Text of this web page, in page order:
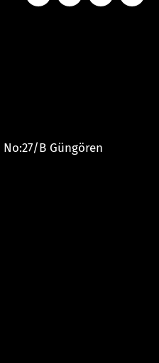
No:27/B Güngören